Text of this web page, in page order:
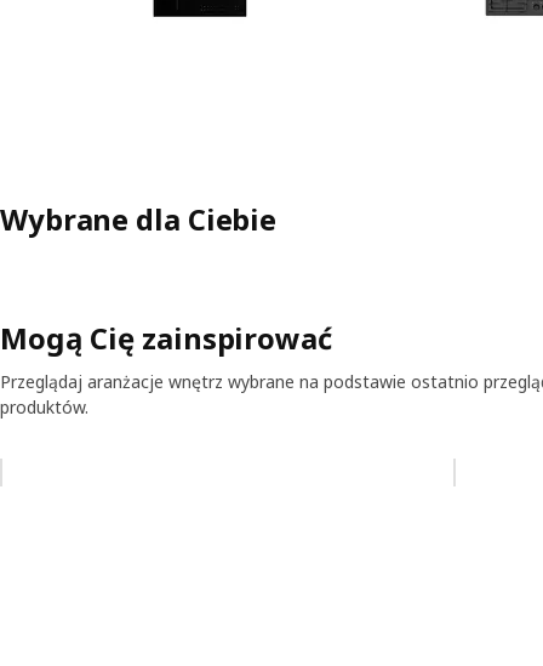
Wybrane dla Ciebie
Mogą Cię zainspirować
Przeglądaj aranżacje wnętrz wybrane na podstawie ostatnio
produktów.